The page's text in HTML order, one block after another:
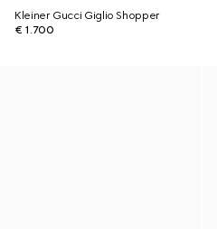
Kleiner Gucci Giglio Shopper
€ 1.700